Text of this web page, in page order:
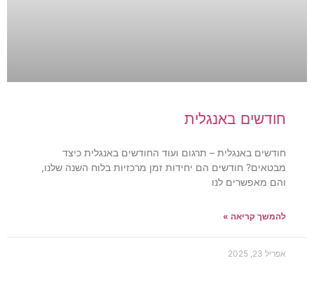
חודשים באנגלית
חודשים באנגלית – תרגום ועוד החודשים באנגלית כיצד
מבטאים? חודשים הם יחידות זמן מרכזיות בלוח השנה שלנו,
והם מאפשרים לנו
להמשך קריאה »
אפריל 23, 2025